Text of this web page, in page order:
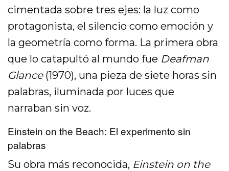
cimentada sobre tres ejes: la luz como
protagonista, el silencio como emoción y
la geometría como forma. La primera obra
que lo catapultó al mundo fue Deafman
Glance(1970), una pieza de siete horas sin
palabras, iluminada por luces que
narraban sin voz.
Einstein on the Beach: El experimento sin
palabras
Su obra más reconocida, Einstein on the